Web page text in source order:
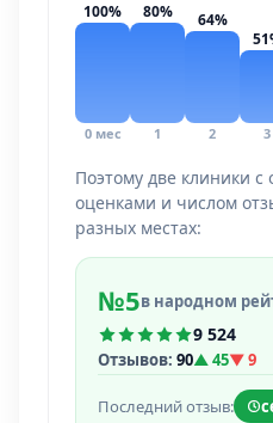
100%
0 мес
80%
1
64%
2 3
Поэтому две клиники
оценками и числом
разных местах:
№5в народном
9 524
Отзывов: 90▲ 45▼ 9
Последний отзыв: